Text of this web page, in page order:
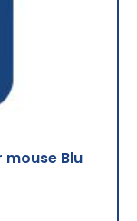
mouse Blu